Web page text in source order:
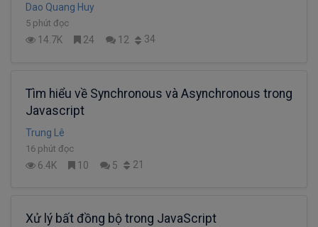
Dao Quang Huy
5 phút đọc
14.7K 24 12 34
Tìm hiểu về Synchronous và Asynchronous trong
Javascript
Trung Lê
16 phút đọc
6.4K 10 5 21
Xử lý bất đồng bộ trong JavaScript